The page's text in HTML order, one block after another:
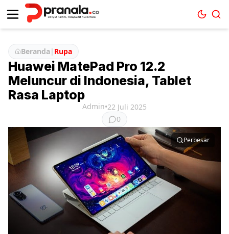
Beranda| Rupa
Huawei MatePad Pro 12.2
Meluncur di Indonesia, Tablet
Rasa Laptop
Admin•22 Juli 2025
0
Perbesar